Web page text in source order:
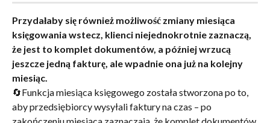
Przydałaby się również możliwość zmiany miesiąca
księgowania wstecz, klienci niejednokrotnie zaznaczą,
że jest to komplet dokumentów, a później wrzucą
jeszcze jedną fakturę, ale wpadnie ona już na kolejny
miesiąc.
🔄Funkcja miesiąca księgowego została stworzona po to,
aby przedsiębiorcy wysyłali faktury na czas – po